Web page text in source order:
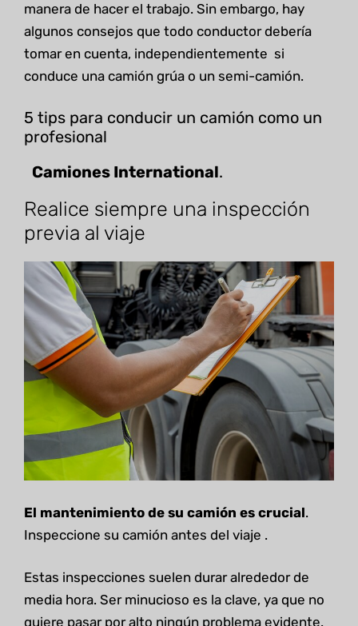
manera de hacer el trabajo. Sin embargo, hay
algunos consejos que todo conductor debería
tomar en cuenta, independientemente si
conduce una camión grúa o un semi-camión.
5 tips para conducir un camión como un
profesional
Camiones International.
Realice siempre una inspección
previa al viaje
El mantenimiento de su camión es crucial.
Inspeccione su camión antes del viaje .
Estas inspecciones suelen durar alrededor de
media hora. Ser minucioso es la clave, ya que no
quiere pasar por alto ningún problema evidente.